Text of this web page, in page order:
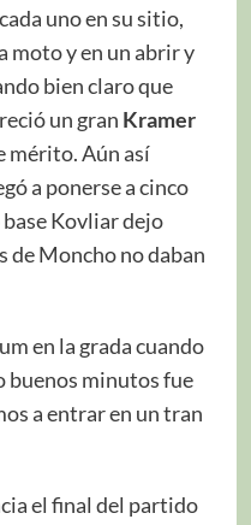
uno en su sitio,
moto y en un abrir y
bien claro que
un gran Kramer
mérito. Aún así
a ponerse a cinco
Kovliar dejo
de Moncho no daban
en la grada cuando
buenos minutos fue
a entrar en un tran
el final del partido